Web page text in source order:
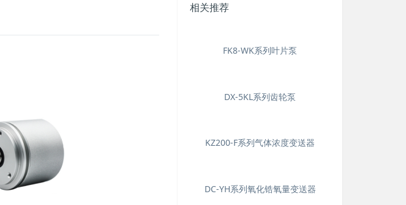
相关推荐
FK8-WK系列叶片泵
DX-5KL系列齿轮泵
KZ200-F系列气体浓度变送器
DC-YH系列氧化锆氧量变送器